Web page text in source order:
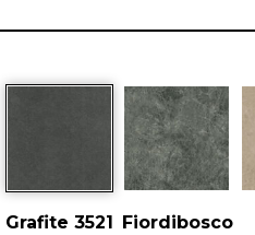
Grafite 3521
Fiordibosco